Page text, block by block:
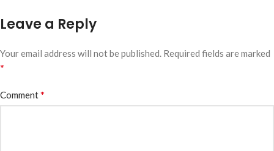
Leave a Reply
Your email address will not be published. Required fields are marked
*
Comment*